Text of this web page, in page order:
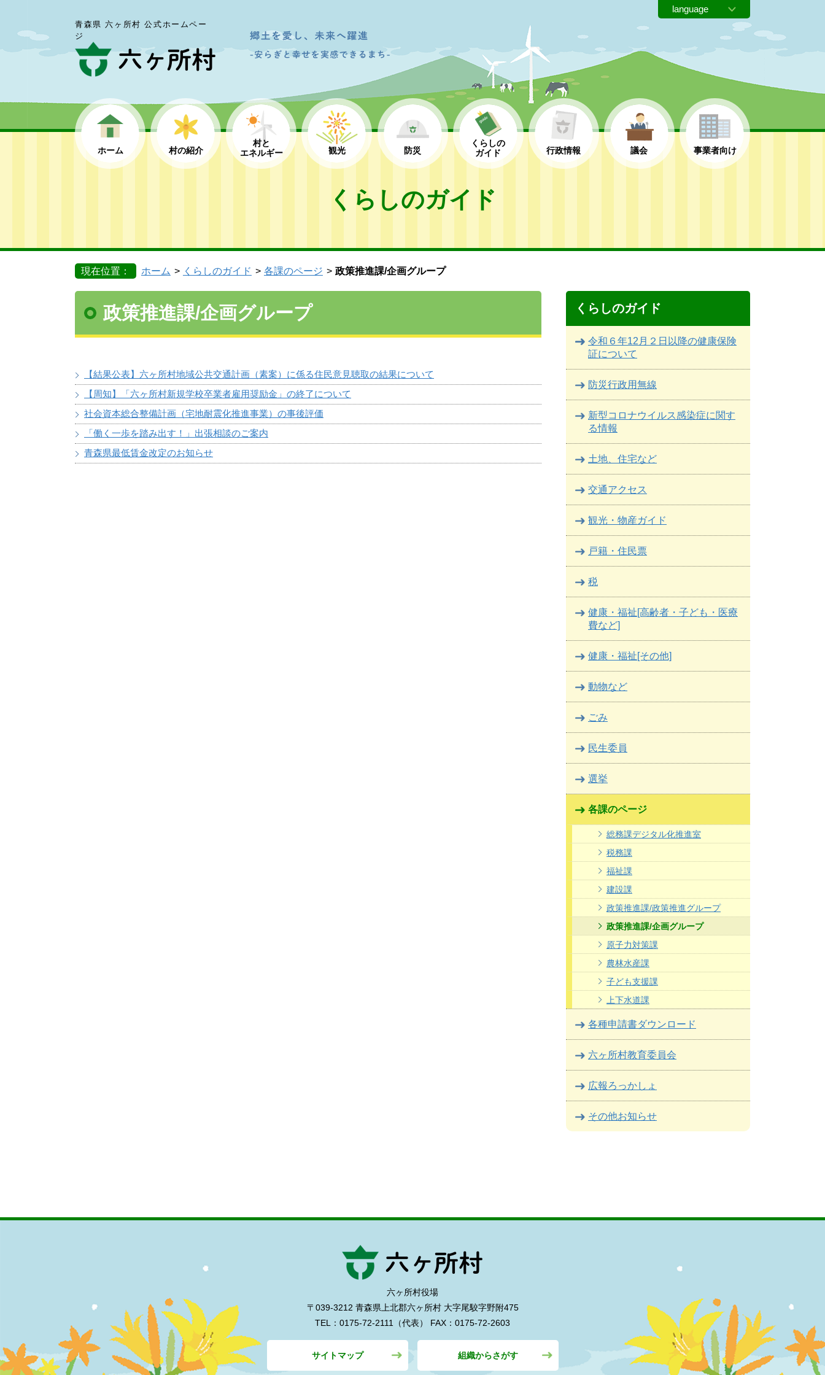
青森県 六ヶ所村 公式ホームペー
ジ
ホーム 村の紹介
村と
エネルギー
観光 防災
くらしの
ガイド
行政情報 議会 事業者向け
くらしのガイド
現在位置： ホーム くらしのガイド 各課のページ 政策推進課/企画グループ
くらしのガイド
令和６年12月２日以降の健康保険
証について
防災行政用無線
新型コロナウイルス感染症に関す
る情報
土地、住宅など
交通アクセス
観光・物産ガイド
戸籍・住民票
税
健康・福祉[高齢者・子ども・医療
費など]
健康・福祉[その他]
動物など
ごみ
民生委員
選挙
各課のページ
総務課デジタル化推進室
税務課
福祉課
建設課
政策推進課/政策推進グループ
政策推進課/企画グループ
原子力対策課
農林水産課
子ども支援課
上下水道課
各種申請書ダウンロード
六ヶ所村教育委員会
広報ろっかしょ
その他お知らせ
政策推進課/企画グループ
【結果公表】六ヶ所村地域公共交通計画（素案）に係る住民意見聴取の結果について
【周知】「六ヶ所村新規学校卒業者雇用奨励金」の終了について
社会資本総合整備計画（宅地耐震化推進事業）の事後評価
「働く一歩を踏み出す！」出張相談のご案内
青森県最低賃金改定のお知らせ
六ヶ所村役場
〒039-3212 青森県上北郡六ヶ所村大字尾駮字野附475
TEL：0175-72-2111（代表）
FAX：0175-72-2603
サイトマップ 組織からさがす